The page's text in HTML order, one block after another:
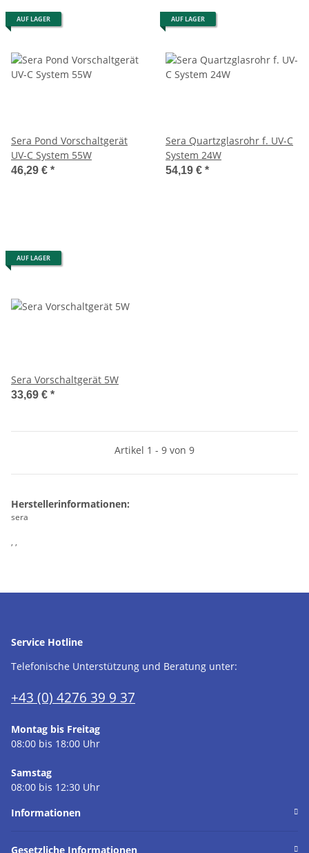
AUF LAGER
Sera Pond Vorschaltgerät
UV-C System 55W
46,29 € *
AUF LAGER
Sera Quartzglasrohr f. UV-C
System 24W
54,19 € *
AUF LAGER
Sera Vorschaltgerät 5W
33,69 € *
Artikel 1 - 9 von 9
Herstellerinformationen:
sera
, ,
Service Hotline
Telefonische Unterstützung und Beratung unter:
+43 (0) 4276 39 9 37
Montag bis Freitag
08:00 bis 18:00 Uhr
Samstag
08:00 bis 12:30 Uhr
Informationen
Gesetzliche Informationen